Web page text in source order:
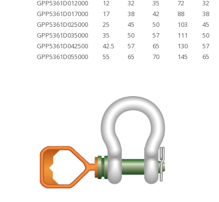
GPP5361D012000
12 32 35 72
32
GPP5361D017000
17 38 42 88
38
GPP5361D025000
25 45 50 103
45
GPP5361D035000
35 50 57 111
50
GPP5361D042500
42.5 57 65 130
57
GPP5361D055000
55 65 70 145 65